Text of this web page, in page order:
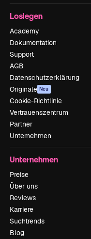
Loslegen
Academy
Dokumentation
Support
AGB
Datenschutzerklärung
Originale Neu
Cookie-Richtlinie
Vertrauenszentrum
Partner
Unternehmen
Unternehmen
Preise
Über uns
Reviews
Karriere
Suchtrends
Blog